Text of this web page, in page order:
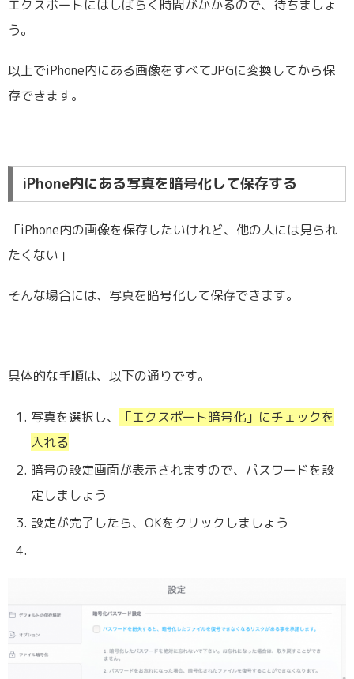
エクスポートにはしばらく時間がかかるので、待ちましょ
う。
以上でiPhone内にある画像をすべてJPGに変換してから保
存できます。
iPhone内にある写真を暗号化して保存する
「iPhone内の画像を保存したいけれど、他の人には見られ
たくない」
そんな場合には、写真を暗号化して保存できます。
具体的な手順は、以下の通りです。
写真を選択し、
「エクスポート暗号化」にチェックを
入れる
暗号の設定画面が表示されますので、パスワードを設
定しましょう
設定が完了したら、OKをクリックしましょう